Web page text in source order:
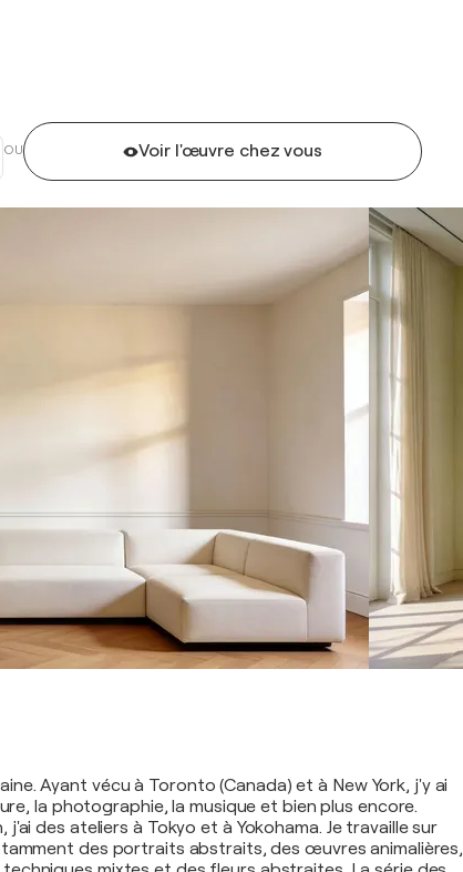
OU Voir l'œuvre chez vous
Ayant vécu à Toronto (Canada) et à New York, j'y ai
la photographie, la musique et bien plus encore.
j'ai des ateliers à Tokyo et à Yokohama. Je travaille sur
des portraits abstraits, des œuvres animalières,